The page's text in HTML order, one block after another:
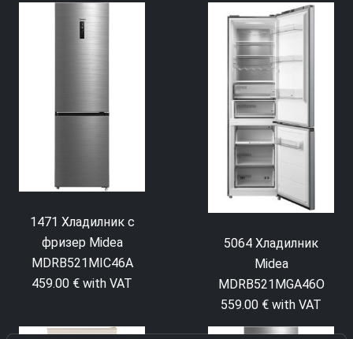
1471 Хладилник с
фризер Midea
MDRB521MIC46A
459.00 € with VAT
5064 Хладилник
Midea
MDRB521MGA46O
559.00 € with VAT